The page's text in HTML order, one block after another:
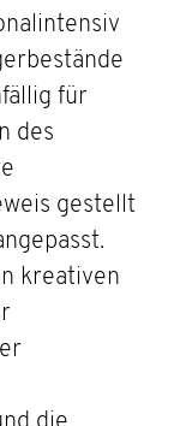
für
des
gestellt
kreativen